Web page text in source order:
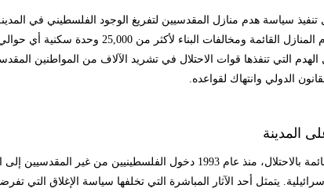
سياسة هدم منازل المقدسيين لتفريغ الوجود الفلسطيني في
ذلك إصدار مئات أوامر هدم المنازل القائمة
الهدم التي تنفذها قوات الاحتلال في تشريد الآلاف من المواطنين
الدولي وانتهاك لقواعده.
المدينة
حظرت إسرائيل، القوة القائمة بالاحتلال، منذ عام 1993 دخول
يتمثل أحد الآثار المباشرة التي تخلفها سياسة الإغلاق التي